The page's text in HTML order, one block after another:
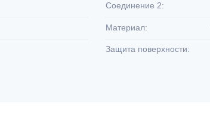
Соединение 2:
Материал:
Защита поверхности: